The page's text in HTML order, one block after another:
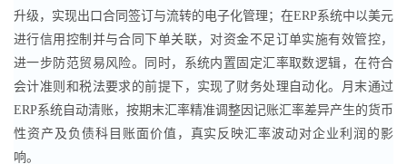
升级，实现出口合同签订与流转的电子化管理；在ERP系统中以美元
进行信用控制并与合同下单关联，对资金不足订单实施有效管控，
进一步防范贸易风险。同时，系统内置固定汇率取数逻辑，在符合
会计准则和税法要求的前提下，实现了财务处理自动化。月末通过
ERP系统自动清账，按期末汇率精准调整因记账汇率差异产生的货币
性资产及负债科目账面价值，真实反映汇率波动对企业利润的影
响。